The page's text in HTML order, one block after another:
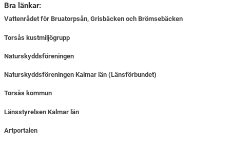
Bra länkar:
Vattenrådet för Bruatorpsån, Grisbäcken och Brömsebäcken
Torsås kustmiljögrupp
Naturskyddsföreningen
Naturskyddsföreningen Kalmar län (Länsförbundet)
Torsås kommun
Länsstyrelsen Kalmar län
Artportalen